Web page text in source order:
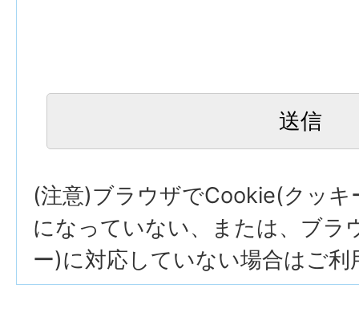
(注意)ブラウザでCookie(クッキ
になっていない、または、ブラ
ー)に対応していない場合はご利